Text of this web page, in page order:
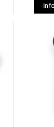
Info